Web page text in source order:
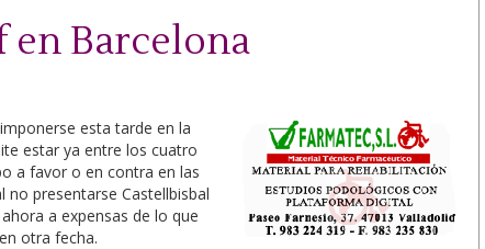
en Barcelona
esta tarde en la
estar ya entre los cuatro
a favor o en contra en las
presentarse Castellbisbal
a expensas de lo que
otra fecha.